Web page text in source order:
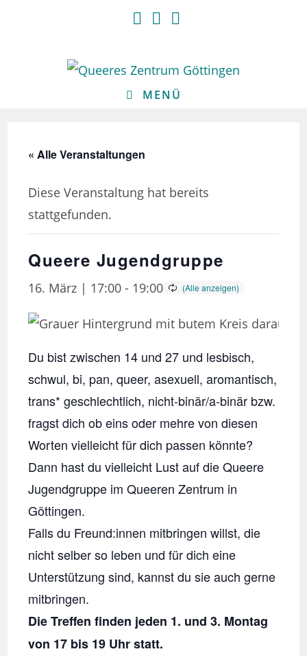
MENÜ
« Alle Veranstaltungen
Diese Veranstaltung hat bereits
stattgefunden.
Queere Jugendgruppe
16. März | 17:00 - 19:00
Du bist zwischen 14 und 27 und lesbisch,
schwul, bi, pan, queer, asexuell, aromantisch,
trans* geschlechtlich, nicht-binär/a-binär bzw.
fragst dich ob eins oder mehre von diesen
Worten vielleicht für dich passen könnte?
Dann hast du vielleicht Lust auf die Queere
Jugendgruppe im Queeren Zentrum in
Göttingen.
Falls du Freund:innen mitbringen willst, die
nicht selber so leben und für dich eine
Unterstützung sind, kannst du sie auch gerne
mitbringen.
Die Treffen finden jeden 1. und 3. Montag
von 17 bis 19 Uhr statt.